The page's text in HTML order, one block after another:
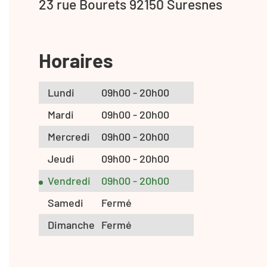
23 rue Bourets 92150 Suresnes
Horaires
Lundi
09h00 - 20h00
Mardi
09h00 - 20h00
Mercredi
09h00 - 20h00
Jeudi
09h00 - 20h00
Vendredi
09h00 - 20h00
Samedi
Fermé
Dimanche Fermé